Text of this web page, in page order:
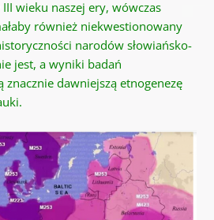
wieku naszej ery, wówczas
również niekwestionowany
narodów słowiańsko-
jest, a wyniki badań
znacznie dawniejszą etnogenezę